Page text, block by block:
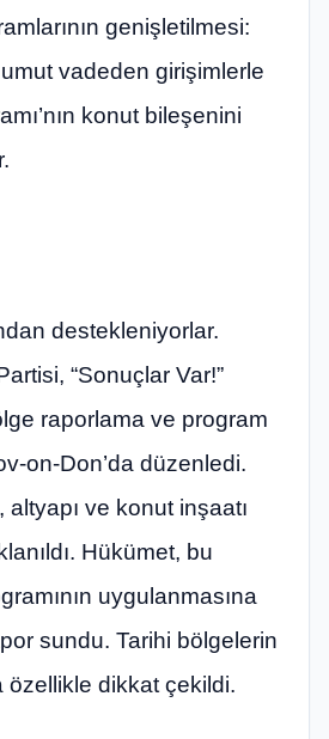
genişletilmesi:
vadeden girişimlerle
konut bileşenini
destekleniyorlar.
“Sonuçlar Var!”
raporlama ve program
on-Don’da düzenledi.
ve konut inşaatı
Hükümet, bu
uygulanmasına
sundu. Tarihi bölgelerin
özellikle dikkat çekildi.